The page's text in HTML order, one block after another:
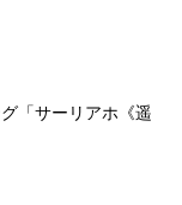
「サーリアホ《遥